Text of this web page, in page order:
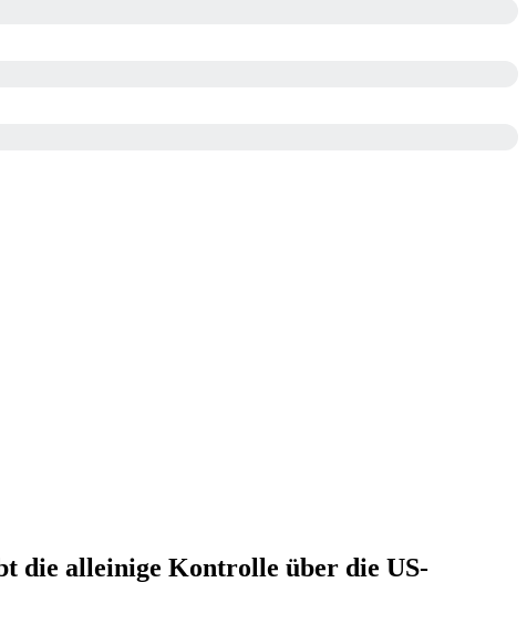
die alleinige Kontrolle über die US-